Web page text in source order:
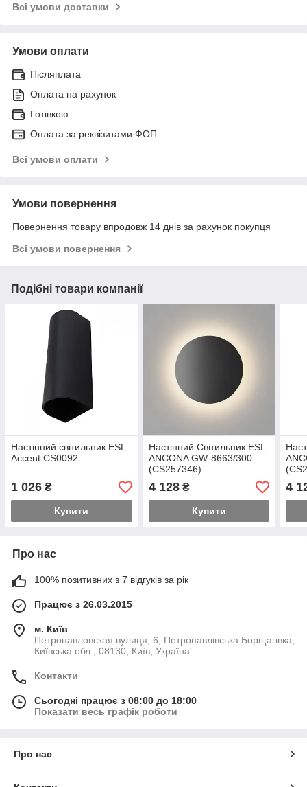
Всі умови доставки
Умови оплати
Післяплата
Оплата на рахунок
Готівкою
Оплата за реквізитами ФОП
Всі умови оплати
Умови повернення
Повернення товару впродовж 14 днів за рахунок покупця
Всі умови повернення
Подібні товари компанії
Настінний світильник ESL
Accent CS0092
1 026 ₴
Купити
Настінний Світильник ESL
ANCONA GW-8663/300
(CS257346)
4 128₴
Купити
4
Про нас
100% позитивних з 7 відгуків за рік
Працює з 26.03.2015
м. Київ
Петропавловская вулиця, 6, Петропавлівська Борщагівка,
Київська обл., 08130, Київ, Україна
Контакти
Сьогодні працює з 08:00 до 18:00
Показати весь графік роботи
Про нас